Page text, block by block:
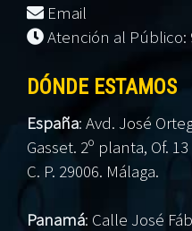
Email
Atención al Público:
DÓNDE ESTAMOS
España: Avd. José
Gasset. 2º planta, Of. 13
C. P. 29006. Málaga.
Panamá: Calle José